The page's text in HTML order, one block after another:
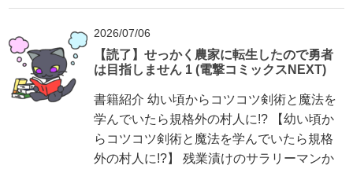
2026/07/06
【読了】せっかく農家に転生したので勇者
は目指しません 1 (電撃コミックスNEXT)
書籍紹介 幼い頃からコツコツ剣術と魔法を
学んでいたら規格外の村人に!? 【幼い頃か
らコツコツ剣術と魔法を学んでいたら規格
外の村人に!?】 残業漬けのサラリーマンか